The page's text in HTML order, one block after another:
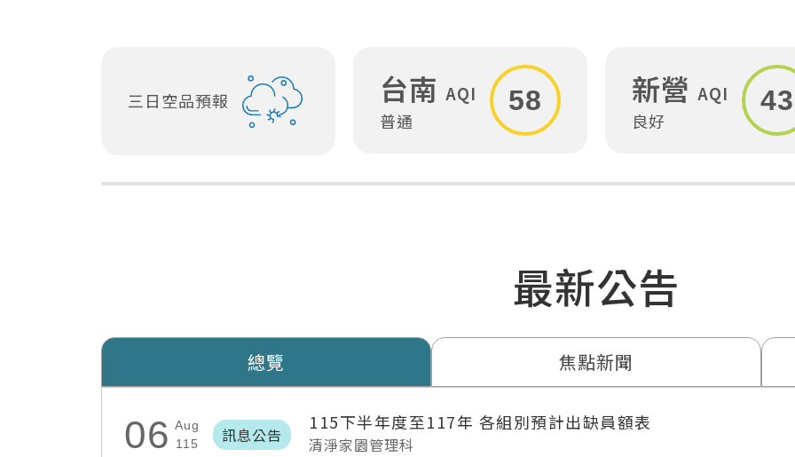
三日空品預報 台南 AQI
普通
58 新營 AQI
良好
43
最新公告
總覽 焦點新聞
06 Aug
115
訊息公告
115下半年度至117年 各組別預計出缺員額表
清淨家園管理科